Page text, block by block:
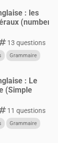
: les
(number
13 questions
Grammaire
: Le
(Simple
11 questions
Grammaire